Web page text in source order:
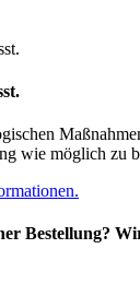
wie möglich zu
Bestellung?